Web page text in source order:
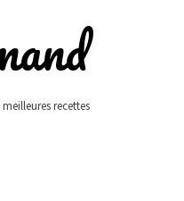
recettes